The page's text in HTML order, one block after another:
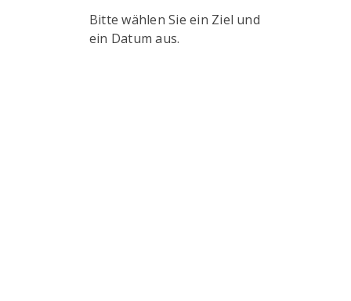
Bitte wählen Sie ein Ziel und
ein Datum aus.